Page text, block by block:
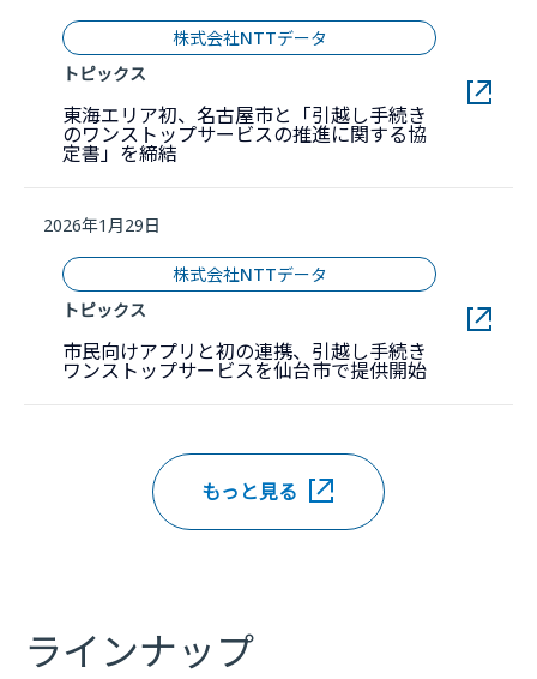
株式会社NTTデータ
トピックス
東海エリア初、名古屋市と「引越し手続き
のワンストップサービスの推進に関する協
定書」を締結
2026年1月29日
株式会社NTTデータ
トピックス
市民向けアプリと初の連携、引越し手続き
ワンストップサービスを仙台市で提供開始新しいウィ
もっと見る
ラインナップ